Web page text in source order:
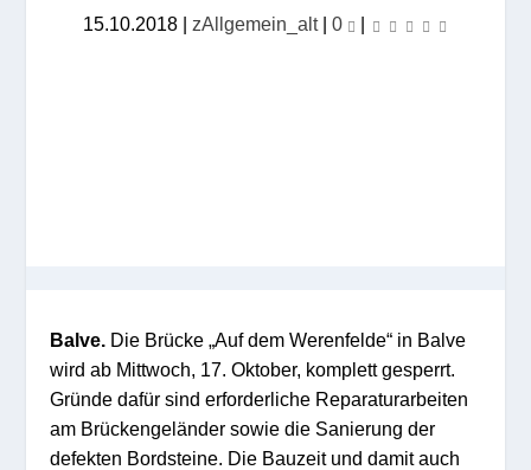
15.10.2018 | zAllgemein_alt| 0 |
Balve. Die Brücke „Auf dem Werenfelde“ in Balve
wird ab Mittwoch, 17. Oktober, komplett gesperrt.
Gründe dafür sind erforderliche Reparaturarbeiten
am Brückengeländer sowie die Sanierung der
defekten Bordsteine. Die Bauzeit und damit auch